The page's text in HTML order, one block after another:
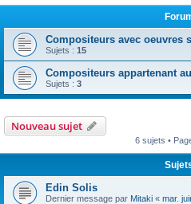
Compositeurs avec oeuvres
Sujets : 15
Compositeurs appartenant
Sujets : 3
Nouveau sujet
6 sujets •
Edin Solis
Dernier message par Mitaki « mar.